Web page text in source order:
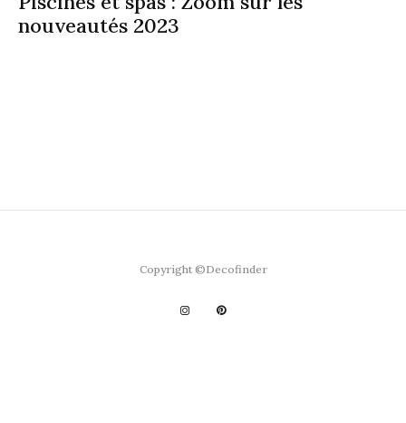
nouveautés 2023
Copyright ©Decofinder